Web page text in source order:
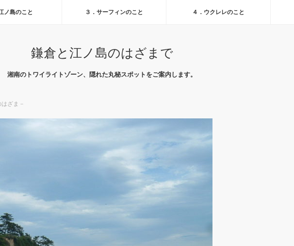
ノ島のこと ３．サーフィンのこと ４．ウクレレのこと
鎌倉と江ノ島のはざまで
湘南のトワイライトゾーン、隠れた丸秘スポットをご案内します。
ざま－